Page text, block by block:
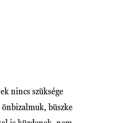
nincs szüksége
büszke